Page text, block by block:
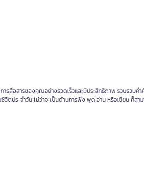
สื่อสารของคุณอย่างรวดเร็วและมีประสิทธิภาพ รวบรวมค
ตประจำวัน ไม่ว่าจะเป็นด้านการฟัง พูด อ่าน หรือเขียน ก็ส